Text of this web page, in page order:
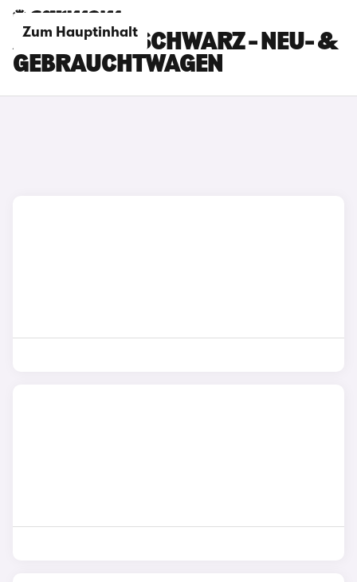
Zum Hauptinhalt
AUDI RS Q8 SCHWARZ - NEU- &
GEBRAUCHTWAGEN